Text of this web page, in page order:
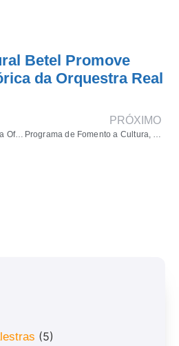
Betel Promove
da Orquestra Real
Alunos do Curso de Mecânica Oferecido Pela Associação Cultural Betel
PRÓXIMO
Programa de Fomento a Cultura, Associação Cultural Betel
(5)